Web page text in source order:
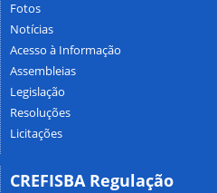
Fotos
Notícias
Acesso à Informação
Assembleias
Legislação
Resoluções
Licitações
CREFISBA Regulação